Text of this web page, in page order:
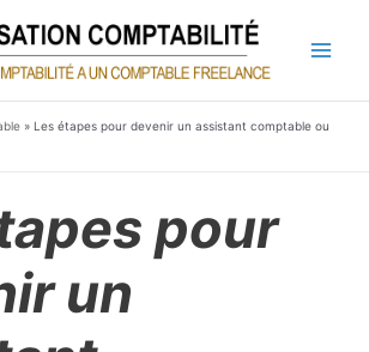
» Les étapes pour devenir un assistant comptable ou
pour
un